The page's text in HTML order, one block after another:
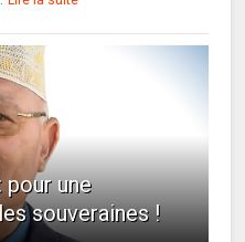
pour une
souveraines !